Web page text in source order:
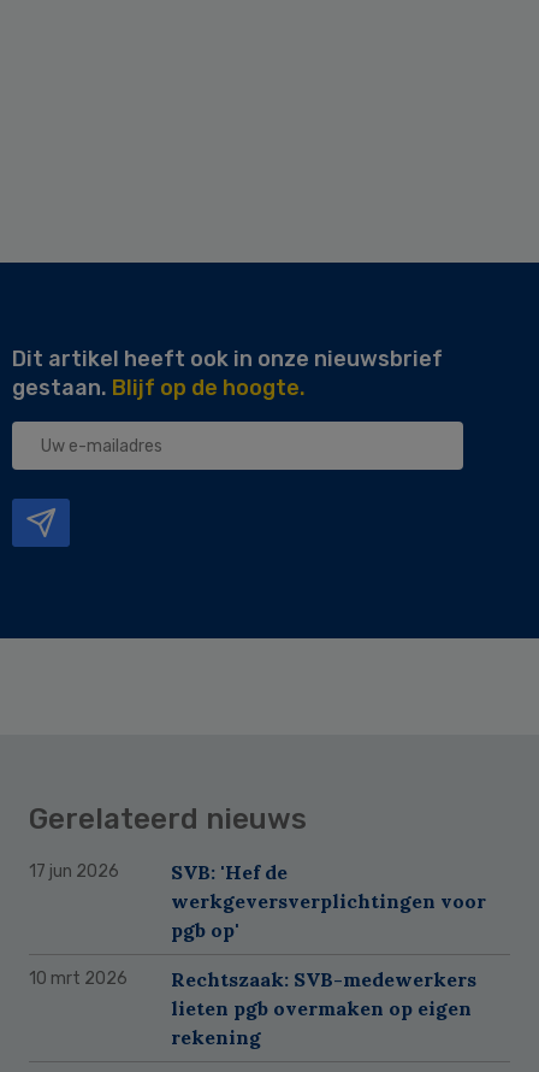
Dit artikel heeft ook in onze nieuwsbrief
gestaan. Blijf op de hoogte.
Uw
Gerelateerd nieuws
17 jun 2026
SVB: 'Hef de
werkgeversverplichtingen voor
pgb op'
10 mrt 2026
Rechtszaak: SVB-medewerkers
lieten pgb overmaken op eigen
rekening